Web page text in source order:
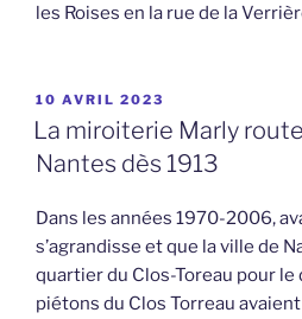
les Roises en la rue de la
PUBLIÉ
LE
10 AVRIL 2023
La miroiterie Marly
Nantes dès 1913
Dans les années 1970-2006,
s’agrandisse et que la ville de
quartier du Clos-Toreau pour le
piétons du Clos Torreau